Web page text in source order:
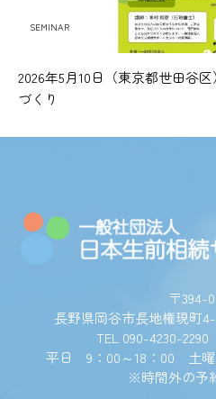
SEMINAR
2026年5月10日（東京都世田谷
づくり
〒394-
長野県岡谷市長地権現町
TEL 090-4230-2290
平日 9：00～18：00 土
※時間外の予